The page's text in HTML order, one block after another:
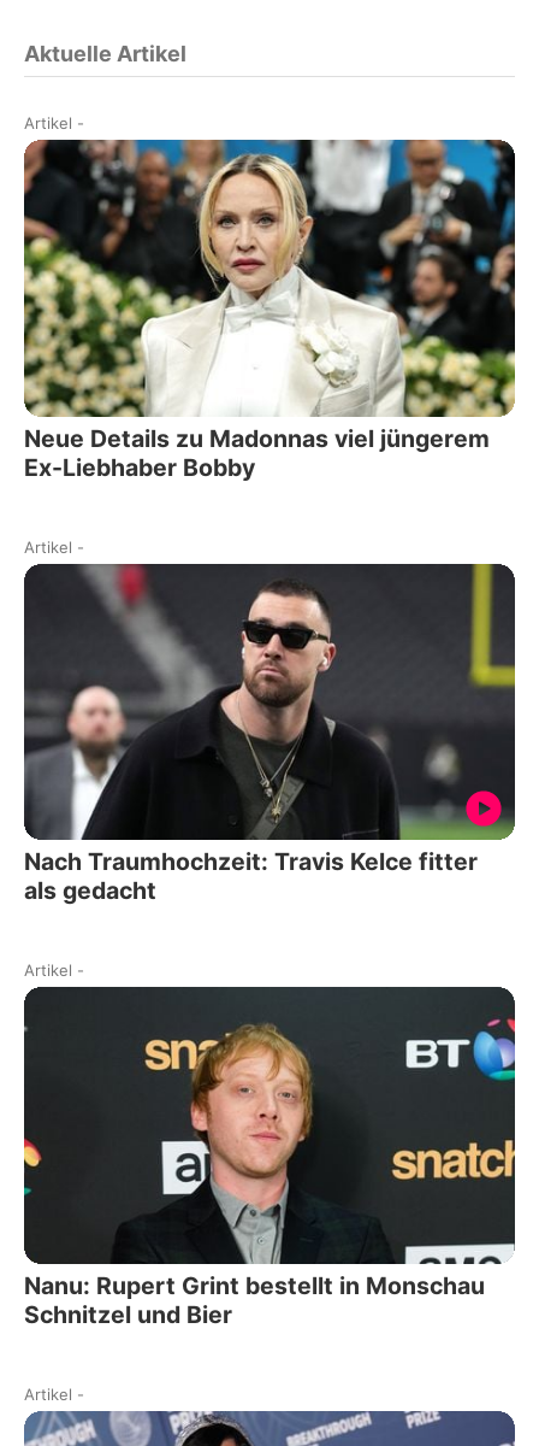
Aktuelle Artikel
Artikel -
Neue Details zu Madonnas viel jüngerem
Ex-Liebhaber Bobby
Artikel -
Nach Traumhochzeit: Travis Kelce fitter
als gedacht
Artikel -
Nanu: Rupert Grint bestellt in Monschau
Schnitzel und Bier
Artikel -